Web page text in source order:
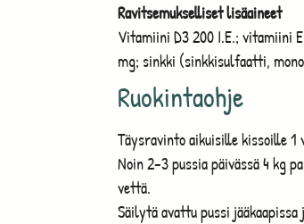
Ravitsemukselliset lisäaineet
Vitamiini D3 200 I.E.; vitamiini
mg; sinkki (sinkkisulfaatti,
Ruokintaohje
Täysravinto aikuisille kissoille 1
Noin 2–3 pussia päivässä 4 kg
vettä.
Säilytä avattu pussi